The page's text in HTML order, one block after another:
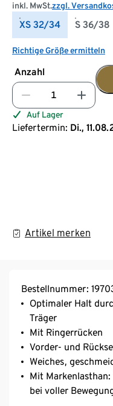
inkl. MwSt.zzgl.
XS 32/34 S 36/38
Richtige Größe ermitteln
Anzahl
Auf Lager
Liefertermin: Di.,
Artikel merken
Bestellnummer:
Optimaler Halt
Träger
Mit Ringerrücken
Vorder- und
Weiches,
Mit
bei voller